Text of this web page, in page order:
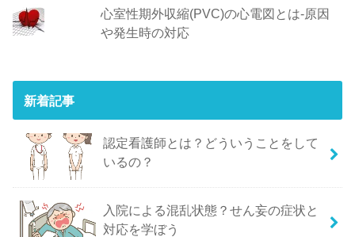
心室性期外収縮(PVC)の心電図とは-原因
や発生時の対応
新着記事
認定看護師とは？どういうことをして
いるの？
入院による混乱状態？せん妄の症状と
対応を学ぼう